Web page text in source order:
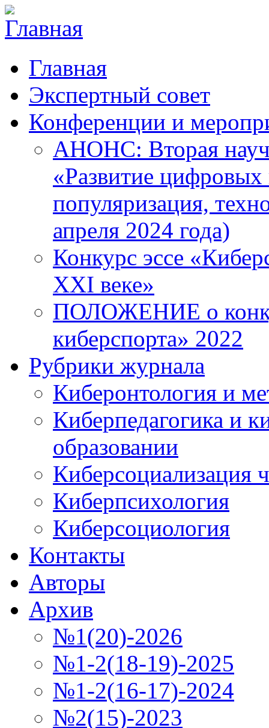
Главная
Экспертный совет
Конференции и
АНОНС: Вторая
«Развитие цифровых
популяризация,
апреля 2024 года)
Конкурс эссе
XXI веке»
ПОЛОЖЕНИЕ о
киберспорта» 2022
Рубрики журнала
Киберонтология и
Киберпедагогика и
образовании
Киберсоциализация
Киберпсихология
Киберсоциология
Контакты
Авторы
Архив
№1(20)-2026
№1-2(18-19)-2025
№1-2(16-17)-2024
№2(15)-2023